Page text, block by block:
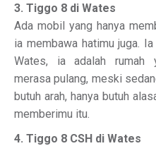
3. Tiggo 8 di Wates
Ada mobil yang hanya
ia membawa hatimu juga.
Wates, ia adalah rumah
merasa pulang, meski
butuh arah, hanya butuh
memberimu itu.
4. Tiggo 8 CSH di Wates